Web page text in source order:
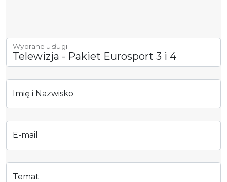
Wybrane usługi
Imię i Nazwisko
E-mail
Temat